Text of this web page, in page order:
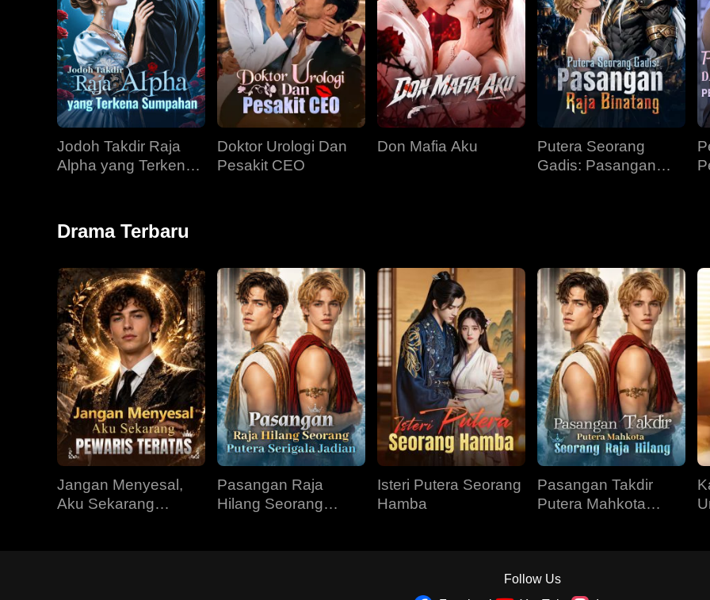
Jodoh Takdir Raja
Alpha yang Terkena
Doktor Urologi Dan
Pesakit CEO
Don Mafia Aku
Putera Seorang
Gadis: Pasangan
Drama Terbaru
Jangan Menyesal,
Aku Sekarang
Pasangan Raja
Hilang Seorang
Isteri Putera Seorang
Hamba
Pasangan Takdir
Putera Mahkota
Follow Us